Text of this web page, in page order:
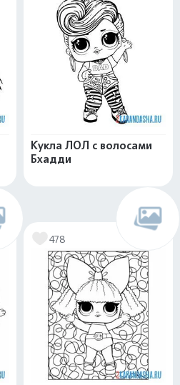
Кукла ЛОЛ с волосами
Бхадди
478